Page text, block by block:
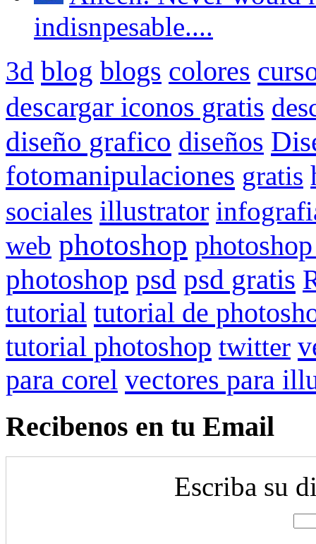
indisnpesable....
3d blog blogs colores
descargar iconos gratis
diseño grafico diseños
fotomanipulaciones gratis
sociales illustrator
web photoshop
photoshop psd psd gratis
tutorial tutorial de
tutorial photoshop twitter
para corel vectores para
Recibenos en tu Email
Escriba su